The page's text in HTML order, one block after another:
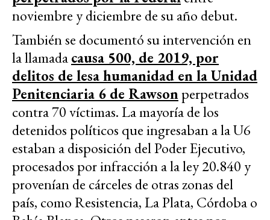
noviembre y diciembre de su año debut.
También se documentó su intervención en
la llamadacausa 500, de 2019, por
delitos de lesa humanidad en la Unidad
Penitenciaria 6 de Rawsonperpetrados
contra 70 víctimas. La mayoría de los
detenidos políticos que ingresaban a la U6
estaban a disposición del Poder Ejecutivo,
procesados por infracción a la ley 20.840 y
provenían de cárceles de otras zonas del
país, como Resistencia, La Plata, Córdoba o